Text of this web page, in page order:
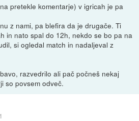
pretekle komentarje) v igricah je pa
z nami, pa blefira da je drugače. Ti
in nato spal do 12h, nekdo se bo pa na
si ogledal match in nadaljeval z
razvedrilo ali pač počneš nekaj
so povsem odveč.